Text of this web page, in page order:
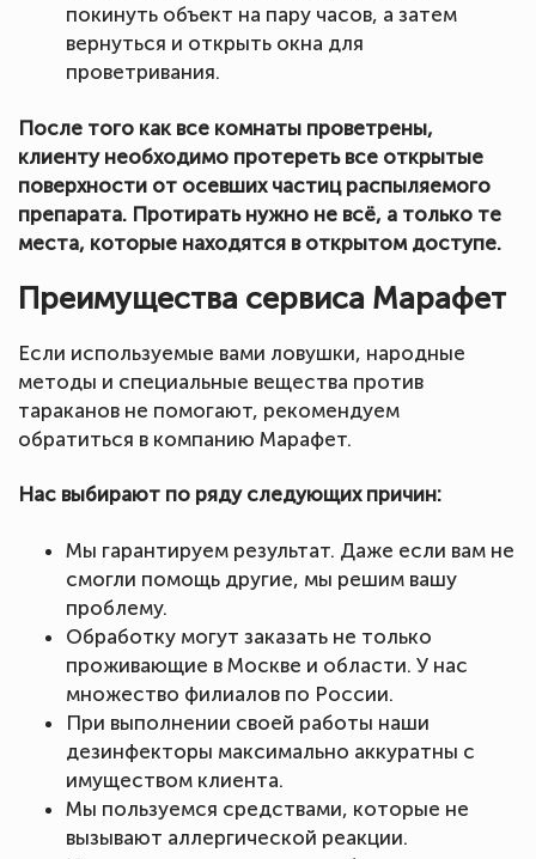
покинуть объект на пару часов, а затем
вернуться и открыть окна для
проветривания.
После того как все комнаты проветрены,
клиенту необходимо протереть все открытые
поверхности от осевших частиц распыляемого
препарата. Протирать нужно не всё, а только те
места, которые находятся в открытом доступе.
Преимущества сервиса Марафет
Если используемые вами ловушки, народные
методы и специальные вещества против
тараканов не помогают, рекомендуем
обратиться в компанию Марафет.
Нас выбирают по ряду следующих причин:
Мы гарантируем результат. Даже если вам не
смогли помощь другие, мы решим вашу
проблему.
Обработку могут заказать не только
проживающие в Москве и области. У нас
множество филиалов по России.
При выполнении своей работы наши
дезинфекторы максимально аккуратны с
имуществом клиента.
Мы пользуемся средствами, которые не
вызывают аллергической реакции.